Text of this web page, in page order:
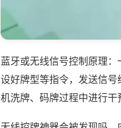
蓝牙或无线信号控制原理
设好牌型等指令，发送信
机洗牌、码牌过程中进行干